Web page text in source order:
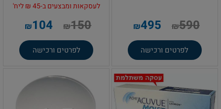
₪590
₪495
לפרטים ורכישה
לעסקאות ומבצעים ב-45 ₪ ליח'
₪150
₪104
לפרטים ורכישה